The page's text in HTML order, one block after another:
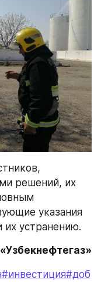
решений, их
указания
устранению.
#инвестиция#доб